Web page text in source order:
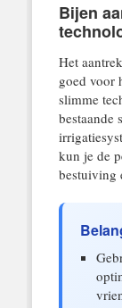
Bijen
Het
goed voor
slimme
bestaande
kun je de
bestuiving